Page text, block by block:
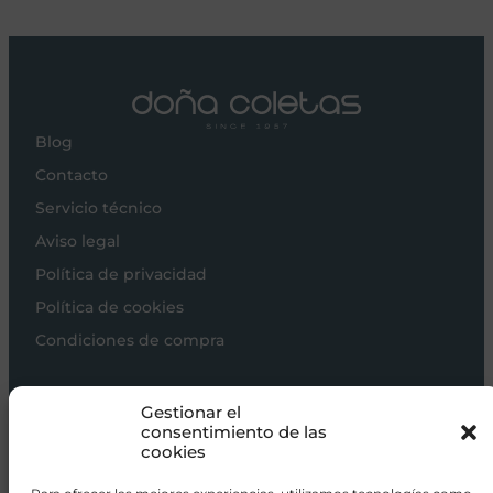
Gestionar el
consentimiento de las
cookies
Blog
Contacto
Servicio técnico
Aviso legal
Política de privacidad
Política de cookies
Condiciones de compra
Carros de bebé
Sillas de paseo